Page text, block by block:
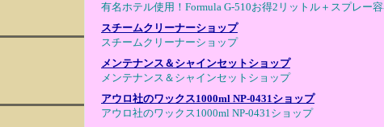
有名ホテル使用！Formula G-510お得2リットル＋スプレー
スチームクリーナーショップ
スチームクリーナーショップ
メンテナンス＆シャインセットショップ
メンテナンス＆シャインセットショップ
アウロ社のワックス1000ml NP-0431ショップ
アウロ社のワックス1000ml NP-0431ショップ